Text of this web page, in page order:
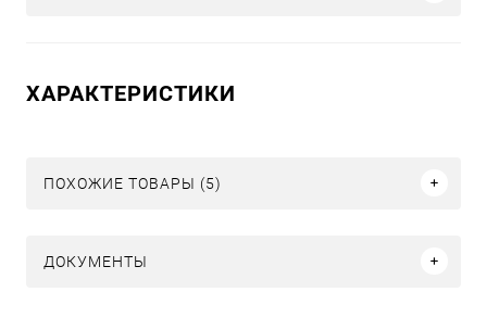
ХАРАКТЕРИСТИКИ
ПОХОЖИЕ ТОВАРЫ (5)
ДОКУМЕНТЫ